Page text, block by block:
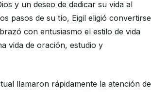
y un deseo de dedicar su vida al
pasos de su tío, Eigil eligió convertirse
con entusiasmo el estilo de vida
vida de oración, estudio y
llamaron rápidamente la atención de